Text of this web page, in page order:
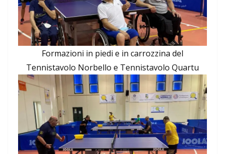
Formazioni in piedi e in carrozzina del
Tennistavolo Norbello e Tennistavolo Quartu